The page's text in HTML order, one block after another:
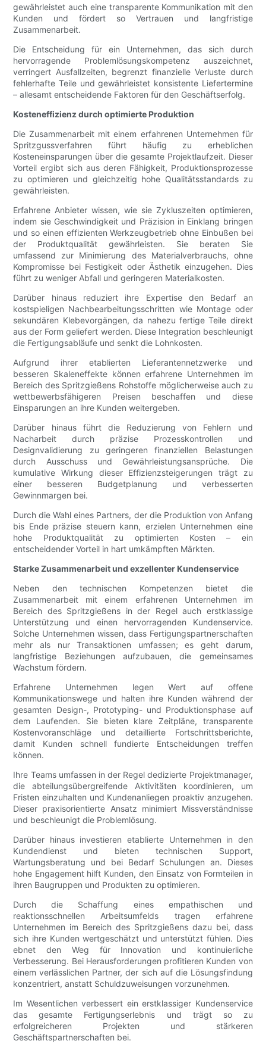
gewährleistet auch eine transparente Kommunikation mit den
Kunden und fördert so Vertrauen und langfristige
Zusammenarbeit.
Die Entscheidung für ein Unternehmen, das sich durch
hervorragende Problemlösungskompetenz auszeichnet,
verringert Ausfallzeiten, begrenzt finanzielle Verluste durch
fehlerhafte Teile und gewährleistet konsistente Liefertermine
– allesamt entscheidende Faktoren für den Geschäftserfolg.
Kosteneffizienz durch optimierte Produktion
Die Zusammenarbeit mit einem erfahrenen Unternehmen für
Spritzgussverfahren führt häufig zu erheblichen
Kosteneinsparungen über die gesamte Projektlaufzeit. Dieser
Vorteil ergibt sich aus deren Fähigkeit, Produktionsprozesse
zu optimieren und gleichzeitig hohe Qualitätsstandards zu
gewährleisten.
Erfahrene Anbieter wissen, wie sie Zykluszeiten optimieren,
indem sie Geschwindigkeit und Präzision in Einklang bringen
und so einen effizienten Werkzeugbetrieb ohne Einbußen bei
der Produktqualität gewährleisten. Sie beraten Sie
umfassend zur Minimierung des Materialverbrauchs, ohne
Kompromisse bei Festigkeit oder Ästhetik einzugehen. Dies
führt zu weniger Abfall und geringeren Materialkosten.
Darüber hinaus reduziert ihre Expertise den Bedarf an
kostspieligen Nachbearbeitungsschritten wie Montage oder
sekundären Klebevorgängen, da nahezu fertige Teile direkt
aus der Form geliefert werden. Diese Integration beschleunigt
die Fertigungsabläufe und senkt die Lohnkosten.
Aufgrund ihrer etablierten Lieferantennetzwerke und
besseren Skaleneffekte können erfahrene Unternehmen im
Bereich des Spritzgießens Rohstoffe möglicherweise auch zu
wettbewerbsfähigeren Preisen beschaffen und diese
Einsparungen an ihre Kunden weitergeben.
Darüber hinaus führt die Reduzierung von Fehlern und
Nacharbeit durch präzise Prozesskontrollen und
Designvalidierung zu geringeren finanziellen Belastungen
durch Ausschuss und Gewährleistungsansprüche. Die
kumulative Wirkung dieser Effizienzsteigerungen trägt zu
einer besseren Budgetplanung und verbesserten
Gewinnmargen bei.
Durch die Wahl eines Partners, der die Produktion von Anfang
bis Ende präzise steuern kann, erzielen Unternehmen eine
hohe Produktqualität zu optimierten Kosten – ein
entscheidender Vorteil in hart umkämpften Märkten.
Starke Zusammenarbeit und exzellenter Kundenservice
Neben den technischen Kompetenzen bietet die
Zusammenarbeit mit einem erfahrenen Unternehmen im
Bereich des Spritzgießens in der Regel auch erstklassige
Unterstützung und einen hervorragenden Kundenservice.
Solche Unternehmen wissen, dass Fertigungspartnerschaften
mehr als nur Transaktionen umfassen; es geht darum,
langfristige Beziehungen aufzubauen, die gemeinsames
Wachstum fördern.
Erfahrene Unternehmen legen Wert auf offene
Kommunikationswege und halten ihre Kunden während der
gesamten Design-, Prototyping- und Produktionsphase auf
dem Laufenden. Sie bieten klare Zeitpläne, transparente
Kostenvoranschläge und detaillierte Fortschrittsberichte,
damit Kunden schnell fundierte Entscheidungen treffen
können.
Ihre Teams umfassen in der Regel dedizierte Projektmanager,
die abteilungsübergreifende Aktivitäten koordinieren, um
Fristen einzuhalten und Kundenanliegen proaktiv anzugehen.
Dieser praxisorientierte Ansatz minimiert Missverständnisse
und beschleunigt die Problemlösung.
Darüber hinaus investieren etablierte Unternehmen in den
Kundendienst und bieten technischen Support,
Wartungsberatung und bei Bedarf Schulungen an. Dieses
hohe Engagement hilft Kunden, den Einsatz von Formteilen in
ihren Baugruppen und Produkten zu optimieren.
Durch die Schaffung eines empathischen und
reaktionsschnellen Arbeitsumfelds tragen erfahrene
Unternehmen im Bereich des Spritzgießens dazu bei, dass
sich ihre Kunden wertgeschätzt und unterstützt fühlen. Dies
ebnet den Weg für Innovation und kontinuierliche
Verbesserung. Bei Herausforderungen profitieren Kunden von
einem verlässlichen Partner, der sich auf die Lösungsfindung
konzentriert, anstatt Schuldzuweisungen vorzunehmen.
Im Wesentlichen verbessert ein erstklassiger Kundenservice
das gesamte Fertigungserlebnis und trägt so zu
erfolgreicheren Projekten und stärkeren
Geschäftspartnerschaften bei.